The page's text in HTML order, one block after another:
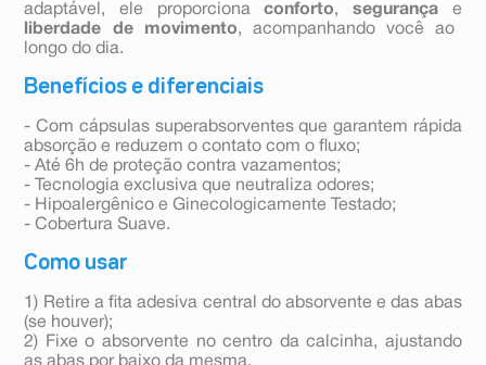
adaptável, ele proporcionaconforto, segurançae
liberdade de movimento, acompanhando você ao
longo do dia.
Benefícios e diferenciais
- Com cápsulas superabsorventes que garantem rápida
absorção e reduzem o contato com o fluxo;
- Até 6h de proteção contra vazamentos;
- Tecnologia exclusiva que neutraliza odores;
- Hipoalergênico e Ginecologicamente Testado;
- Cobertura Suave.
Como usar
1) Retire a fita adesiva central do absorvente e das abas
(se houver);
2) Fixe o absorvente no centro da calcinha, ajustando